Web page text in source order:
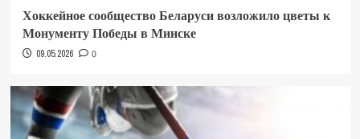
Хоккейное сообщество Беларуси возложило цветы к
Монументу Победы в Минске
09.05.2026 0